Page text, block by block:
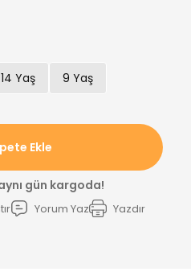
14 Yaş 9 Yaş
Ekle
gün kargoda!
Yorum Yaz Yazdır